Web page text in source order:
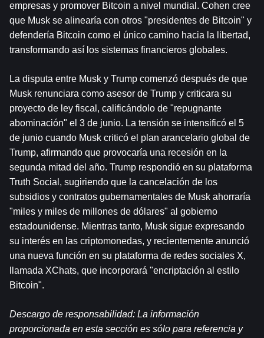
empresas y promover Bitcoin a nivel mundial. Cohen cree
que Musk se alinearía con otros "presidentes de Bitcoin" y
defendería Bitcoin como el único camino hacia la libertad,
transformando así los sistemas financieros globales.
La disputa entre Musk y Trump comenzó después de que
Musk renunciara como asesor de Trump y criticara su
proyecto de ley fiscal, calificándolo de "repugnante
abominación" el 3 de junio. La tensión se intensificó el 5
de junio cuando Musk criticó el plan arancelario global de
Trump, afirmando que provocaría una recesión en la
segunda mitad del año. Trump respondió en su plataforma
Truth Social, sugiriendo que la cancelación de los
subsidios y contratos gubernamentales de Musk ahorraría
"miles y miles de millones de dólares" al gobierno
estadounidense. Mientras tanto, Musk sigue expresando
su interés en las criptomonedas, y recientemente anunció
una nueva función en su plataforma de redes sociales X,
llamada XChats, que incorporará "encriptación al estilo
Bitcoin".
Descargo de responsabilidad: La información
proporcionada en esta sección es sólo para referencia y